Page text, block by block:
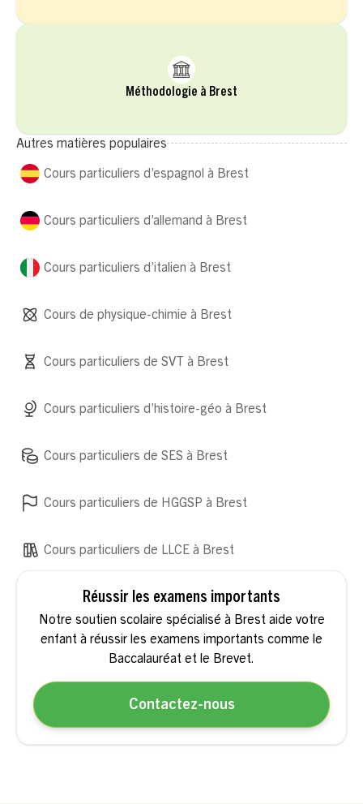
Méthodologie à Brest
Autres matières populaires
Cours particuliers d’espagnol à Brest
Cours particuliers d’histoire-géo à Brest
Cours particuliers de SES à Brest
Cours particuliers de HGGSP à Brest
Cours particuliers de LLCE à Brest
Cours particuliers d’allemand à Brest
Cours particuliers d’italien à Brest
Cours de physique-chimie à Brest
Cours particuliers de SVT à Brest
Réussir les examens importants
Notre soutien scolaire spécialisé à Brest aide votre
enfant à réussir les examens importants comme le
Baccalauréat et le Brevet.
Contactez-nous